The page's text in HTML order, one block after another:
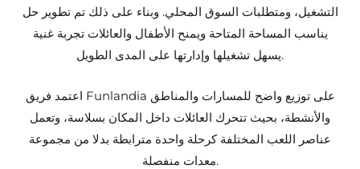
التشغيل، ومتطلبات السوق المحلي. وبناء على ذلك تم تطوير حل
يناسب المساحة المتاحة ويمنح الأطفال والعائلات تجربة غنية
يسهل تشغيلها وإدارتها على المدى الطويل.
اعتمد فريق Funlandia على توزيع واضح للمسارات والمناطق
والأنشطة، بحيث تتحرك العائلات داخل المكان بسلاسة، وتعمل
عناصر اللعب المختلفة كرحلة واحدة مترابطة بدلا من مجموعة
معدات منفصلة.